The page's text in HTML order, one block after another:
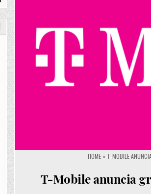
HOME » T-MOBILE
T-Mobile anuncia